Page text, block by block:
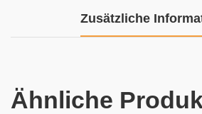
Zusätzliche
Ähnliche